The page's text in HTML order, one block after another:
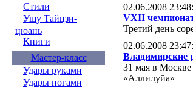
Стили
Ушу Тайцзи-
цюань
Книги
Мастер-класс
Удары руками
Удары ногами
02.06.2008
VXII
Третий день
02.06.2008
Владимирские
31 мая в
«Аллилуйа»